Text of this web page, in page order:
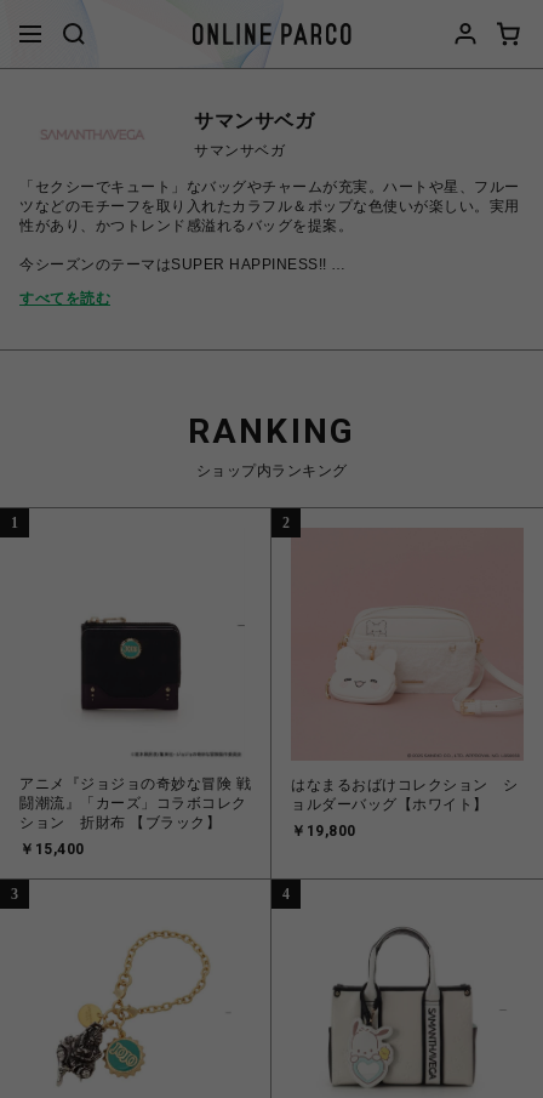
サマンサベガ
サマンサベガ
「セクシーでキュート」なバッグやチャームが充実。ハートや星、フルー
ツなどのモチーフを取り入れたカラフル＆ポップな色使いが楽しい。実用
性があり、かつトレンド感溢れるバッグを提案。
今シーズンのテーマはSUPER HAPPINESS!!
クするヴィヴィッドカラーやプリントでSUPER HAPPYな気分になれる
すべてを読む
RANKING
ショップ内ランキング
1
アニメ『ジョジョの奇妙な冒険 戦
闘潮流』「カーズ」コラボコレク
ション 折財布 【ブラック】
￥15,400
2
はなまるおばけコレクション シ
ョルダーバッグ【ホワイト】
￥19,800
3 4